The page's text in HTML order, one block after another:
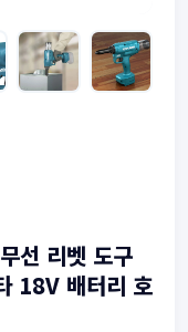
선 리벳 도구
18V 배터리 호